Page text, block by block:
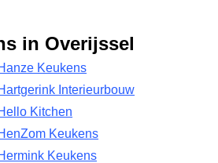
in Overijssel
Keukens
Interieurbouw
Kitchen
Keukens
Keukens